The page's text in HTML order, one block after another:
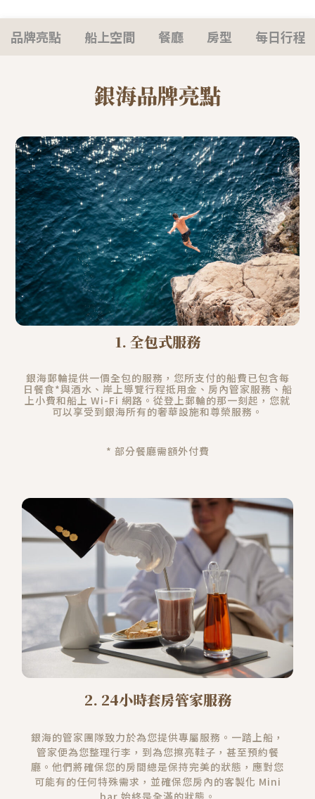
品牌亮點 船上空間 餐廳 房型 每日行程
銀海品牌亮點
1. 全包式服務
銀海郵輪提供一價全包的服務，您所支付的船費已包含每
日餐食*與酒水、岸上導覽行程抵用金、房內管家服務、船
上小費和船上 Wi-Fi 網路。從登上郵輪的那一刻起， 您就
可以享受到銀海所有的奢華設施和尊榮服務。
* 部分餐廳需額外付費
2. 24小時套房管家服務
銀海的管家團隊致力於為您提供專屬服務。一踏上船，
管家便為您整理行李，到為您擦亮鞋子，甚至預約餐
廳。他們將確保您的房間總是保持完美的狀態，應對您
可能有的任何特殊需求，並確保您房內的客製化 Mini